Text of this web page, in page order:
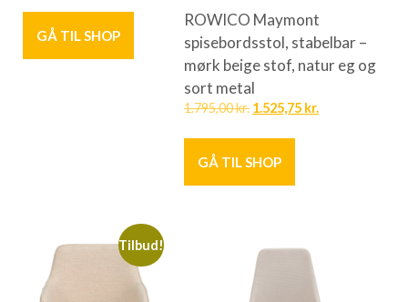
GÅ TIL SHOP
ROWICO Maymont
spisebordsstol, stabelbar –
mørk beige stof, natur eg og
sort metal
1.795,00kr. 1.525,75 kr.
GÅ TIL SHOP
Tilbud!